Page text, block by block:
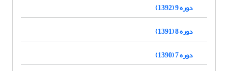
دوره 9 (1392)
دوره 8 (1391)
دوره 7 (1390)